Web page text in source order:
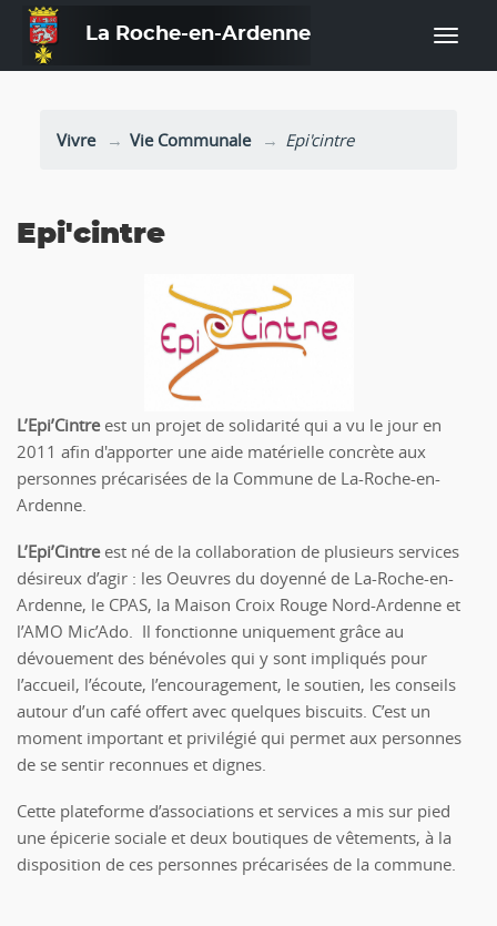
La Roche-en-Ardenne
Vivre Vie Communale Epi'cintre
Epi'cintre
L’Epi’Cintreest un projet de solidarité qui a vu le jour en
2011 afin d'apporter une aide matérielle concrète aux
personnes précarisées de la Commune de La-Roche-en-
Ardenne.
L’Epi’Cintreest né de la collaboration de plusieurs services
désireux d’agir : les Oeuvres du doyenné de La-Roche-en-
Ardenne, le CPAS, la Maison Croix Rouge Nord-Ardenne et
l’AMO Mic’Ado. Il fonctionne uniquement grâce au
dévouement des bénévoles qui y sont impliqués pour
l’accueil, l’écoute, l’encouragement, le soutien, les conseils
autour d’un café offert avec quelques biscuits. C’est un
moment important et privilégié qui permet aux personnes
de se sentir reconnues et dignes.
Cette plateforme d’associations et services a mis sur pied
une épicerie sociale et deux boutiques de vêtements, à la
disposition de ces personnes précarisées de la commune.